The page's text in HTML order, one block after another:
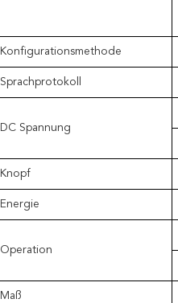
Konfigurationsmethode
Sprachprotokoll
DC Spannung
Knopf
Energie
Operation
Maß